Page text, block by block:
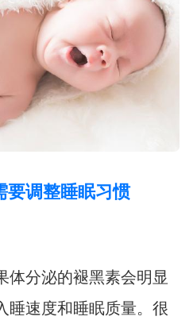
要调整睡眠习惯
体分泌的褪黑素会明显
睡速度和睡眠质量。很